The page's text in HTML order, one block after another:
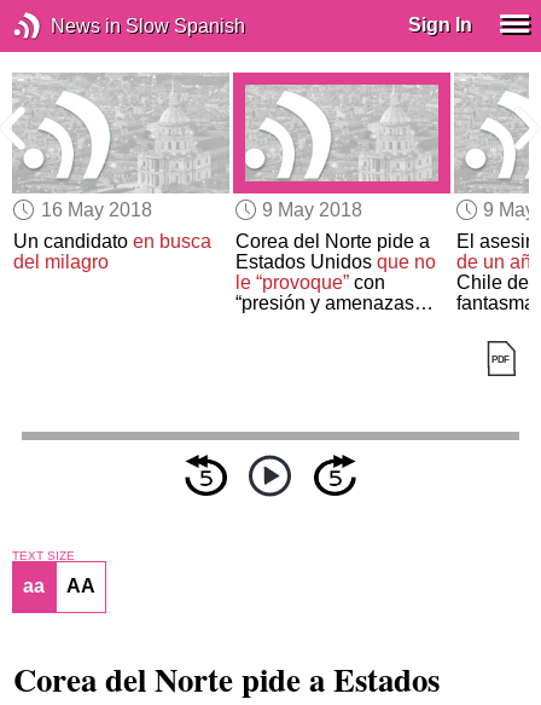
News in Slow Spanish Sign In
16 May 2018
Un candidatoen busca
del milagro
9 May 2018
Corea del Norte pide a
Estados Unidos que no
le “provoque”con
“presión y amenazas
9 May
El
de un
Chile
TEXT SIZE
aa AA
Corea del Norte pide a Estados